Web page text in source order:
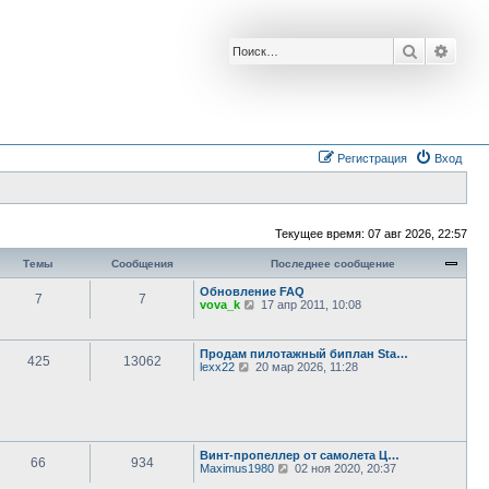
Поиск
Вход
Регистрация
Текущее время: 07 авг 2026, 22:57
Темы Сообщения Последнее сообщение
7 7
Обновление FAQ
vova_k
П
е
й
т
е
д
17 апр 2011, 10:08
425 13062
Продам пилотажный биплан Sta…
lexx22
П
и
к
п
20 мар 2026, 11:28
66 934
Винт-пропеллер от самолета Ц…
Maximus1980
П02 ноя 2020, 20:37